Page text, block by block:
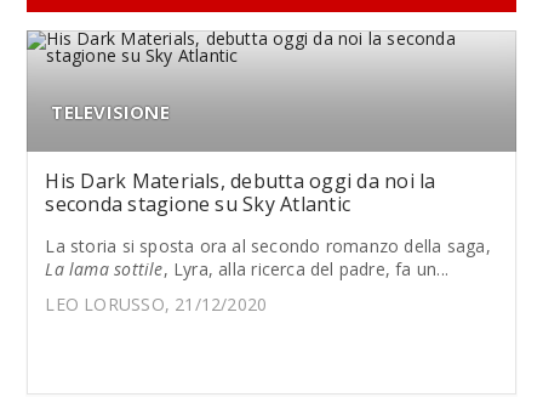
TELEVISIONE
His Dark Materials, debutta oggi da noi la
seconda stagione su Sky Atlantic
La storia si sposta ora al secondo romanzo della saga,
La lama sottile, Lyra, alla ricerca del padre, fa un...
LEO LORUSSO, 21/12/2020